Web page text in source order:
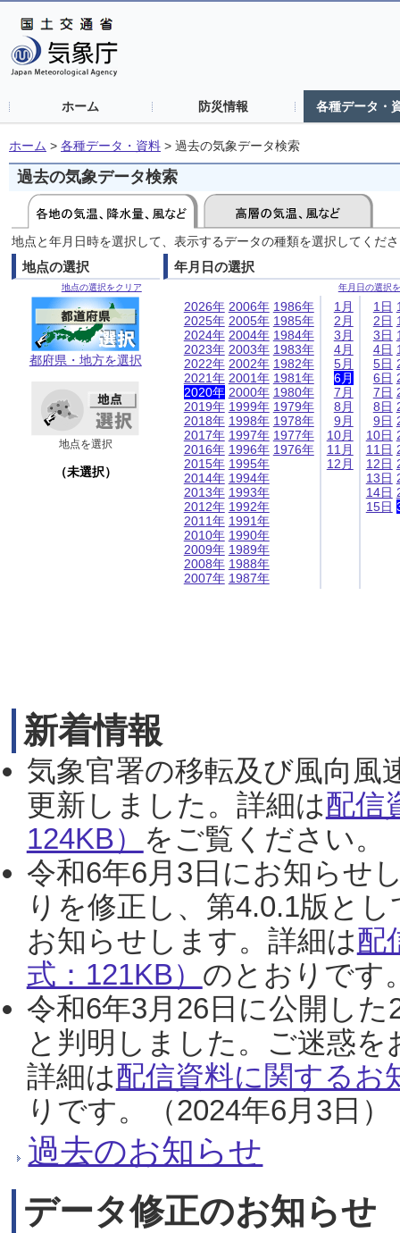
ホーム 防災情報 各種データ・
ホーム > 各種データ・資料 > 過去の気象データ検索
過去の気象データ検索
地点と年月日時を選択して、表示するデータの種類を選択してくだ
地点の選択
地点の選択をクリア
都府県・地方を選択
地点を選択
（未選択）
年月日の選択
年月日の選択
2026年
2025年
2024年
2023年
2022年
2021年
2020年
2019年
2018年
2017年
2016年
2015年
2014年
2013年
2012年
2011年
2010年
2009年
2008年
2007年
2006年
2005年
2004年
2003年
2002年
2001年
2000年
1999年
1998年
1997年
1996年
1995年
1994年
1993年
1992年
1991年
1990年
1989年
1988年
1987年
1986年
1985年
1984年
1983年
1982年
1981年
1980年
1979年
1978年
1977年
1976年
1月
2月
3月
4月
5月
6月
7月
8月
9月
10月
11月
12月
1日
2日
3日
4日
5日
6日
7日
8日
9日
10日
11日
12日
13日
14日
15日
新着情報
気象官署の移転及び風向風
更新しました。詳細は配信
124KB） をご覧ください。
令和6年6月3日にお知らせ
りを修正し、第4.0.1版と
お知らせします。詳細は配
式：121KB） のとおりです
令和6年3月26日に公開し
と判明しました。ご迷惑
詳細は配信資料に関するお
りです。（2024年6月3日）
過去のお知らせ
データ修正のお知らせ